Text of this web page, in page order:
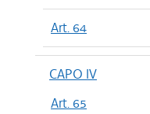
Art. 64
CAPO IV
Art. 65